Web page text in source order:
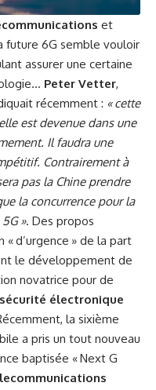
et
future 6G semble vouloir
assurer une certaine
Peter Vetter,
récemment : « cette
est devenue dans une
Il faudra une
Contrairement à
pas la Chine prendre
la concurrence pour la
». Des propos
d’urgence » de la part
le développement de
novatrice pour de
sécurité électronique
la sixième
a pris un tout nouveau
baptisée « Next G